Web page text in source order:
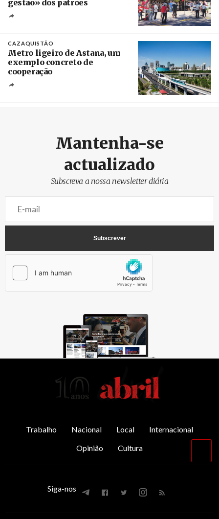
gestão» dos patrões
CAZAQUISTÃO
Metro ligeiro de Astana, um
exemplo concreto de
cooperação
Mantenha-se
actualizado
Subscreva a nossa newsletter diária
Trabalho Nacional Local
Internacional
Opinião
Cultura
Siga-nos